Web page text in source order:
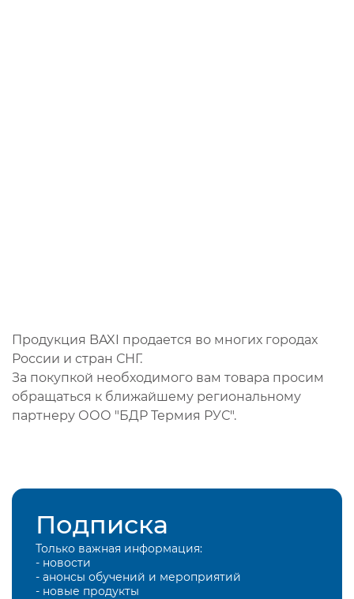
Продукция BAXI продается во многих городах
России и стран СНГ.
За покупкой необходимого вам товара просим
обращаться к ближайшему региональному
партнеру ООО "БДР Термия РУС".
Подписка
Только важная информация:
- новости
- анонсы обучений и мероприятий
- новые продукты